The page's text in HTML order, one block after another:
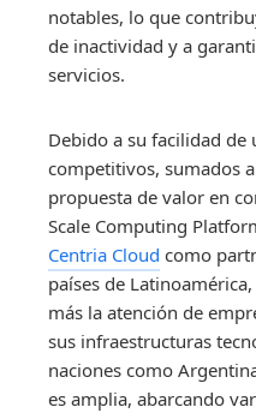
notables, lo que
de inactividad y a
servicios.
Debido a su facilidad
competitivos, sumados
propuesta de valor en
Scale Computing
Centria Cloud como
países de
más la atención de
sus infraestructuras
naciones como
es amplia, abarcando